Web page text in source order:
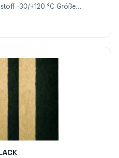
-30/+120 °C Größe…